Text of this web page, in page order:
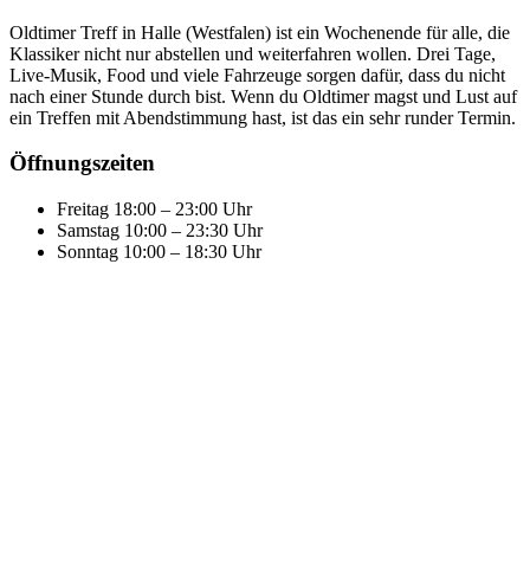
Oldtimer Treff in Halle (Westfalen) ist ein Wochenende für alle, die
Klassiker nicht nur abstellen und weiterfahren wollen. Drei Tage,
Live-Musik, Food und viele Fahrzeuge sorgen dafür, dass du nicht
nach einer Stunde durch bist. Wenn du Oldtimer magst und Lust auf
ein Treffen mit Abendstimmung hast, ist das ein sehr runder Termin.
Öffnungszeiten
Freitag 18:00 – 23:00 Uhr
Samstag 10:00 – 23:30 Uhr
Sonntag 10:00 – 18:30 Uhr